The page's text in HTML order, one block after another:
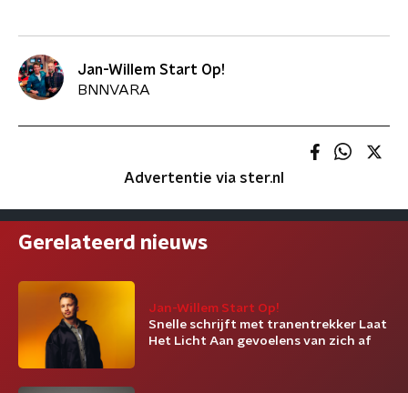
Jan-Willem Start Op!
BNNVARA
Advertentie via ster.nl
Gerelateerd nieuws
Jan-Willem Start Op!
Snelle schrijft met tranentrekker Laat
Het Licht Aan gevoelens van zich af